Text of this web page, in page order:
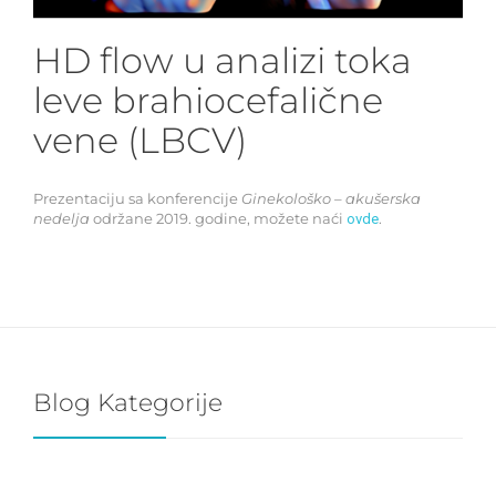
HD flow u analizi toka
leve brahiocefalične
vene (LBCV)
Prezentaciju sa konferencije Ginekološko – akušerska
nedelja održane 2019. godine, možete naći ovde.
Blog Kategorije